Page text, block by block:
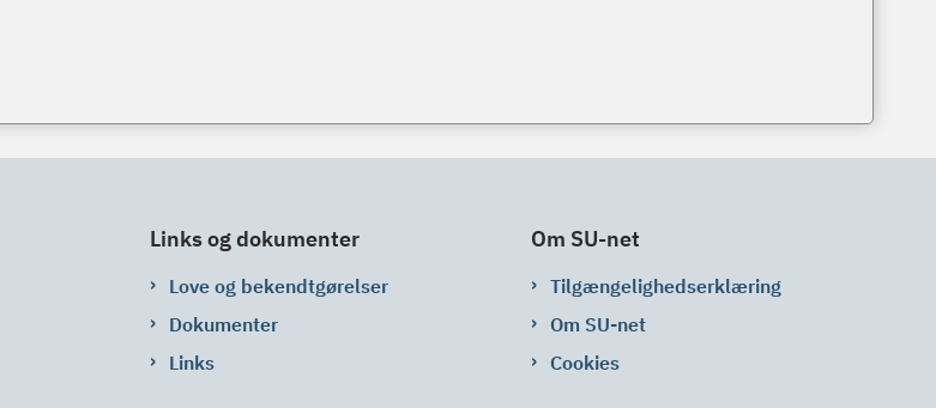
Links og dokumenter
Love og bekendtgørelser
Dokumenter
Links
Om SU-net
Tilgængelighedserklæring
Om SU-net
Cookies